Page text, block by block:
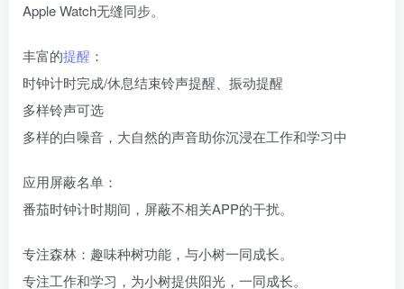
Apple Watch无缝同步。
丰富的提醒 ：
时钟计时完成/休息结束铃声提醒、振动提醒
多样铃声可选
多样的白噪音，大自然的声音助你沉浸在工作和学习中
应用屏蔽名单：
番茄时钟计时期间，屏蔽不相关APP的干扰。
专注森林：趣味种树功能，与小树一同成长。
专注工作和学习，为小树提供阳光，一同成长。